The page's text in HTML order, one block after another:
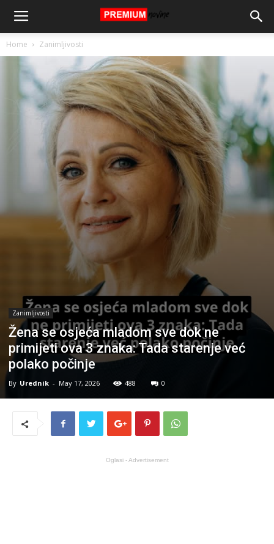
Home Zanimljivosti
Zanimljivosti
Žena se osjeća mladom sve dok ne
primijeti ova 3 znaka: Tada starenje već
polako počinje
By Urednik - May 17, 2026 488 0
Oglasi - Advertisement